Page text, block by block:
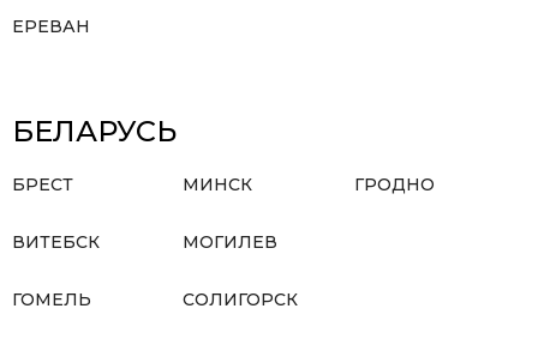
ЕРЕВАН
БЕЛАРУСЬ
БРЕСТ
ВИТЕБСК
ГОМЕЛЬ
МИНСК
МОГИЛЕВ
СОЛИГОРСК
ГРОДНО